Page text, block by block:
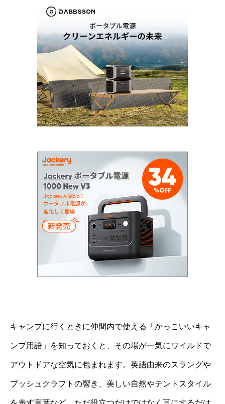
キャンプに行くときに仲間内で使える「かっこいいキャ
ンプ用語」を知っておくと、その場が一気にワイルドで
アウトドアな空気に包まれます。英語由来のスラングや
ブッシュクラフトの響き、美しい自然やテントスタイル